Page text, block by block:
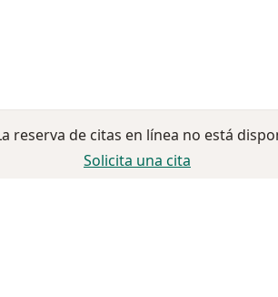
reserva de citas en línea no está
Solicita una cita